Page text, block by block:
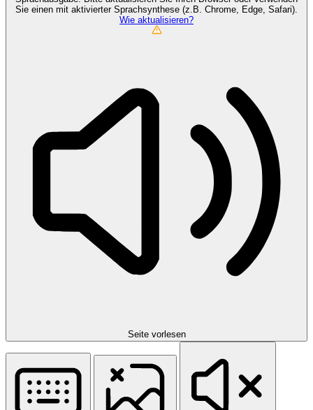
Sie einen mit aktivierter Sprachsynthese (z.B. Chrome, Edge, Safari).
Wie aktualisieren?
Seite vorlesen